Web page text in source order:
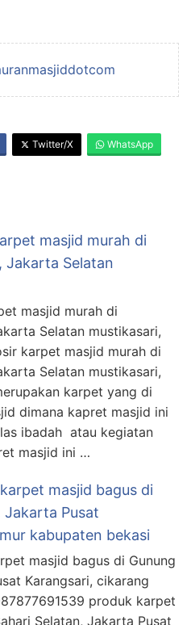
Twitter/X WhatsApp
masjid murah di
Jakarta Selatan
masjid murah di
Selatan mustikasari,
karpet masjid murah di
Selatan mustikasari,
karpet yang di
dimana kapret masjid ini
ibadah atau kegiatan
masjid ini …
masjid bagus di
Jakarta Pusat
kabupaten bekasi
masjid bagus di Gunung
Karangsari, cikarang
produk karpet
Selatan, Jakarta Pusat